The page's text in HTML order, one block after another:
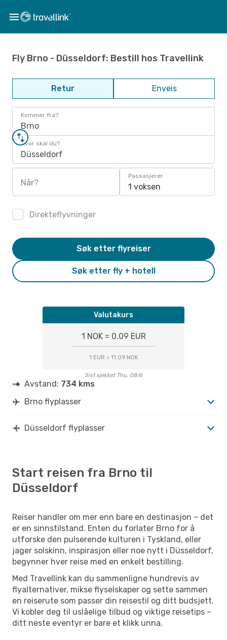
Fly Brno - Düsseldorf: Bestill hos Travellink
Retur Enveis
Kommer fra?
Brno
Hvor skal du?
Düsseldorf
Når?
Passasjerer
1 voksen
Direkteflyvninger
Søk etter fly + hotell
Søk etter flyreiser
Valutakurs
1 NOK = 0.09 EUR
1 EUR = 11.09 NOK
Sist sjekket Thu, 08/6
Avstand: 734 kms
Brno flyplasser
Düsseldorf flyplasser
Start reisen fra Brno til
Düsseldorf
Reiser handler om mer enn bare en destinasjon – det
er en sinnstilstand. Enten du forlater Brno for å
utforske den pulserende kulturen i Tyskland, eller
jager solskinn, inspirasjon eller noe nytt i Düsseldorf,
begynner hver reise med en enkelt bestilling.
Med Travellink kan du sammenligne hundrevis av
flyalternativer, mikse flyselskaper og sette sammen
en reiserute som passer din reisestil og ditt budsjett.
Vi kobler deg til uslåelige tilbud og viktige reisetips –
ditt neste eventyr er bare et klikk unna.